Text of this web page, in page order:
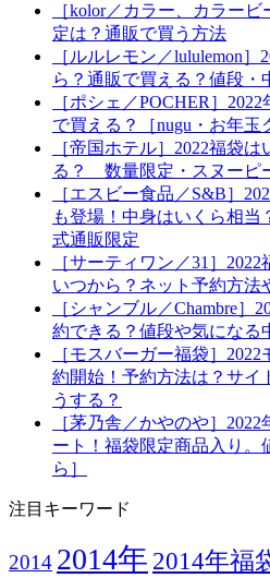
［kolor／カラー、カラー
定は？通販で買う方法
［ルルレモン／lululemon
ら？通販で買える？値段・
［ポシェ／POCHER］
で買える？［nugu・お年玉
［帝国ホテル］2022福袋
る？ 数量限定・スヌーピ
［エスビー食品／S&B］
も登場！中身はいくら相
式通販限定
［サーティワン／31］
いつから？ネット予約方法
［シャンブル／Chambre］
約できる？値段や気になる
［モスバーガー福袋］
約開始！予約方法は？サイ
うする？
［茅乃舎／かやのや］
ート！福袋限定商品入り。
ら］
注目キーワード
2014 2014年 2014年福